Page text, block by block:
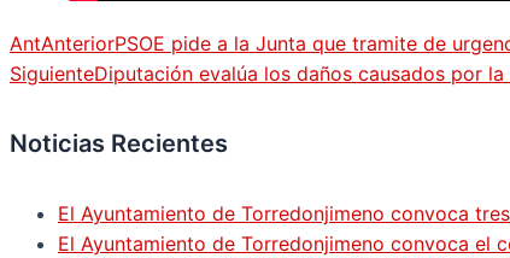
AntAnteriorPSOE pide a la Junta que tramite de
SiguienteDiputación evalúa los daños causados por
Noticias Recientes
El Ayuntamiento de Torredonjimeno convoca
El Ayuntamiento de Torredonjimeno convoca el